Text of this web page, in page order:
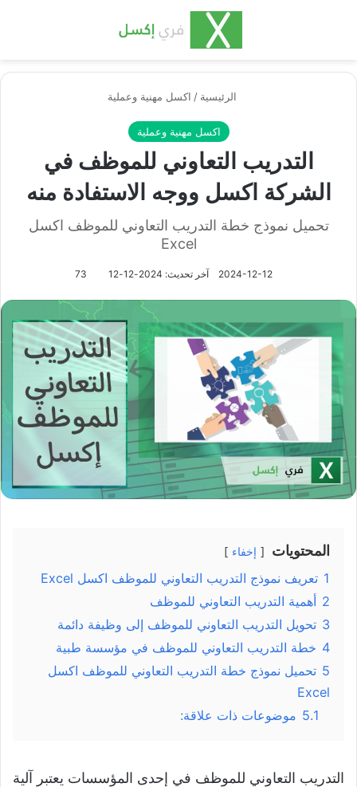
الرئيسية / اكسل مهنية وعملية
اكسل مهنية وعملية
التدريب التعاوني للموظف في
الشركة اكسل ووجه الاستفادة منه
تحميل نموذج خطة التدريب التعاوني للموظف اكسل
Excel
2024-12-12 آخر تحديث: 2024-12-12 73
المحتويات إخفاء
1 تعريف نموذج التدريب التعاوني للموظف اكسل Excel
2 أهمية التدريب التعاوني للموظف
3 تحويل التدريب التعاوني للموظف إلى وظيفة دائمة
4 خطة التدريب التعاوني للموظف في مؤسسة طبية
5 تحميل نموذج خطة التدريب التعاوني للموظف اكسل
Excel
5.1 موضوعات ذات علاقة:
التدريب التعاوني للموظف في إحدى المؤسسات يعتبر آلية